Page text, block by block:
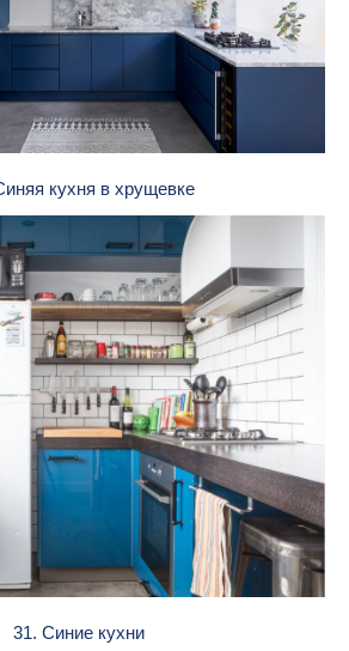
кухня в хрущевке
31. Синие кухни